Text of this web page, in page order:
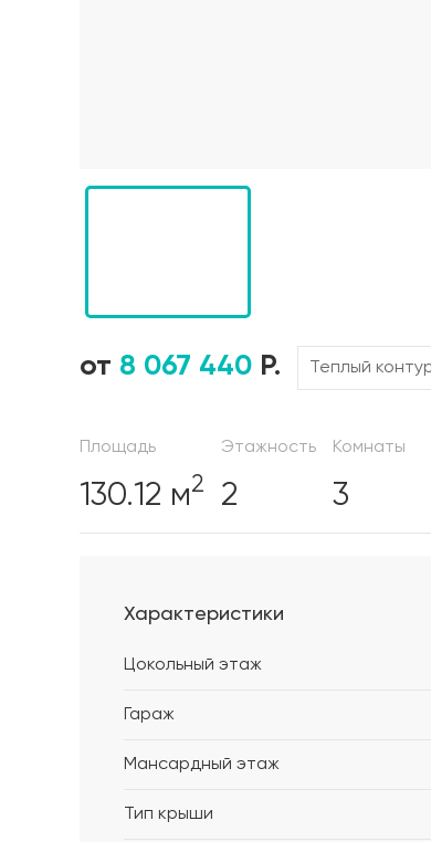
от 8 067 440 Р.
Площадь
130.12 м2
Этажность
2
Комнаты
3
Характеристики
Цокольный этаж
Гараж
Мансардный этаж
Тип крыши